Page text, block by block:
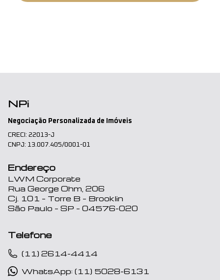
NPi
Negociação Personalizada de Imóveis
CRECI: 22013-J
CNPJ: 13.007.405/0001-01
Endereço
LWM Corporate
Rua George Ohm, 206
Cj. 101 – Torre B – Brooklin
São Paulo – SP – 04576-020
Telefone
(11) 2614-4414
WhatsApp: (11) 5028-6131